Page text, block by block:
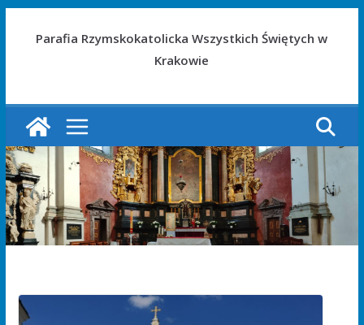
Parafia Rzymskokatolicka Wszystkich Świętych w
Krakowie